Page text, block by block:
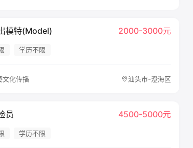
模特(Model) 2000-3000元
学历不限
文化传播 汕头市-澄海区
员 4500-5000元
学历不限